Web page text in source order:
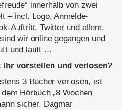
innerhalb von zwei
– incl. Logo, Anmelde-
Auftritt, Twitter und allem,
wir online gegangen und
und läuft …
Ihr vorstellen und verlosen?
3 Bücher verlosen, ist
Hörbuch „8 Wochen
sicher. Dagmar